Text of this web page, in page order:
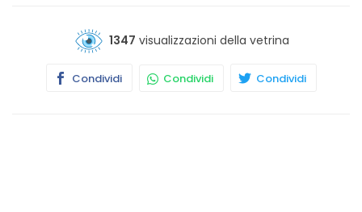
1347 visualizzazioni della vetrina
Condividi Condividi Condividi